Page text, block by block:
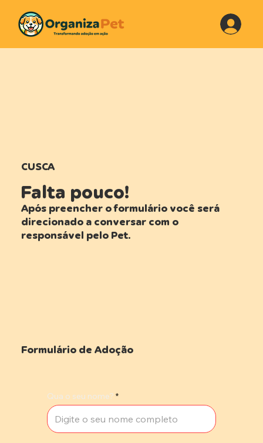
CUSCA
Falta pouco!
Após preencher o formulário você será
direcionado a conversar com o
responsável pelo Pet.
Formulário de Adoção
Qua o seu nome?